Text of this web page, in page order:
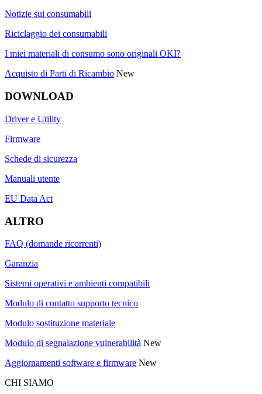
Notizie sui consumabili
Riciclaggio dei consumabili
I miei materiali di consumo sono originali OKI?
Acquisto di Parti di Ricambio New
DOWNLOAD
Driver e Utility
Firmware
Schede di sicurezza
Manuali utente
EU Data Act
ALTRO
FAQ (domande ricorrenti)
Garanzia
Sistemi operativi e ambienti compatibili
Modulo di contatto supporto tecnico
Modulo sostituzione materiale
Modulo di segnalazione vulnerabilità New
Aggiornamenti software e firmware New
CHI SIAMO